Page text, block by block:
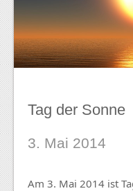
Tag der Sonne
3. Mai 2014
Am 3. Mai 2014 ist